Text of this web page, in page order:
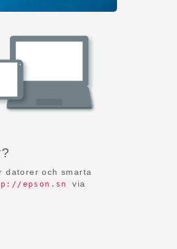
datorer och smarta
epson.sn
via